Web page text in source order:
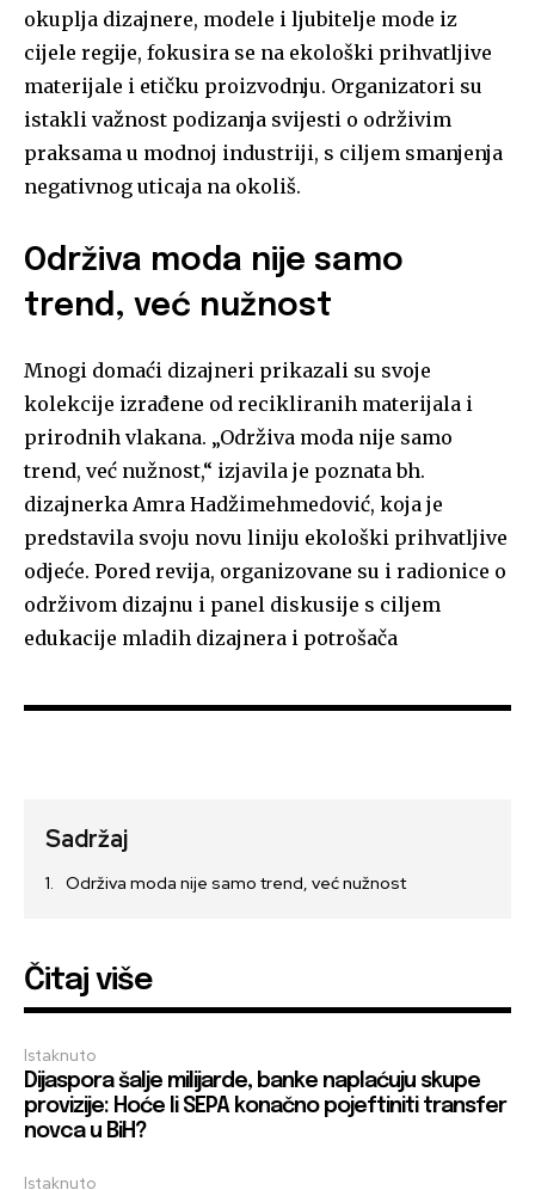
okuplja dizajnere, modele i ljubitelje mode iz
cijele regije, fokusira se na ekološki prihvatljive
materijale i etičku proizvodnju. Organizatori su
istakli važnost podizanja svijesti o održivim
praksama u modnoj industriji, s ciljem smanjenja
negativnog uticaja na okoliš.
Održiva moda nije samo
trend, već nužnost
Mnogi domaći dizajneri prikazali su svoje
kolekcije izrađene od recikliranih materijala i
prirodnih vlakana. „Održiva moda nije samo
trend, već nužnost,“ izjavila je poznata bh.
dizajnerka Amra Hadžimehmedović, koja je
predstavila svoju novu liniju ekološki prihvatljive
odjeće. Pored revija, organizovane su i radionice o
održivom dizajnu i panel diskusije s ciljem
edukacije mladih dizajnera i potrošača​
Sadržaj
Održiva moda nije samo trend, već nužnost
Čitaj više
Istaknuto
Dijaspora šalje milijarde, banke naplaćuju skupe
provizije: Hoće li SEPA konačno pojeftiniti transfer
novca u BiH?
Istaknuto